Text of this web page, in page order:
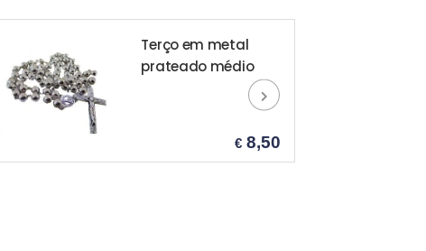
Casula brocado
verde
80,00